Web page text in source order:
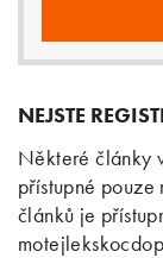
NEJSTE
Některé články
přístupné pouze
článků je